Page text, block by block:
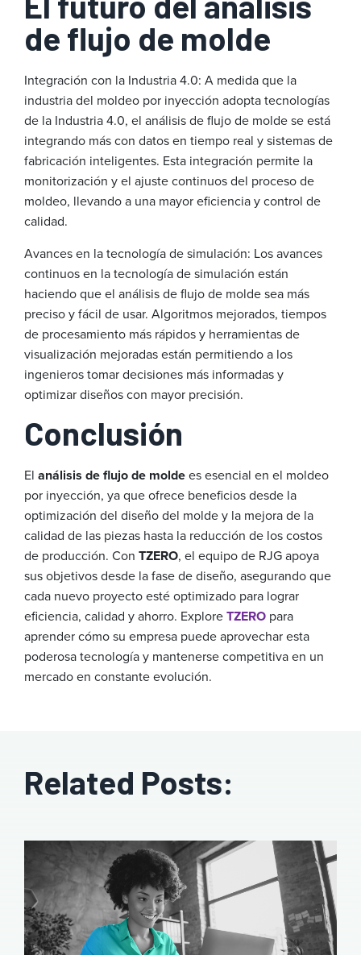
de flujo de molde
Integración con la Industria 4.0: A medida que la
industria del moldeo por inyección adopta tecnologías
de la Industria 4.0, el análisis de flujo de molde se está
integrando más con datos en tiempo real y sistemas de
fabricación inteligentes. Esta integración permite la
monitorización y el ajuste continuos del proceso de
moldeo, llevando a una mayor eficiencia y control de
calidad.
Avances en la tecnología de simulación: Los avances
continuos en la tecnología de simulación están
haciendo que el análisis de flujo de molde sea más
preciso y fácil de usar. Algoritmos mejorados, tiempos
de procesamiento más rápidos y herramientas de
visualización mejoradas están permitiendo a los
ingenieros tomar decisiones más informadas y
optimizar diseños con mayor precisión.
Conclusión
El análisis de flujo de moldees esencial en el moldeo
por inyección, ya que ofrece beneficios desde la
optimización del diseño del molde y la mejora de la
calidad de las piezas hasta la reducción de los costos
de producción. Con TZERO, el equipo de RJG apoya
sus objetivos desde la fase de diseño, asegurando que
cada nuevo proyecto esté optimizado para lograr
eficiencia, calidad y ahorro. ExploreTZERO para
aprender cómo su empresa puede aprovechar esta
poderosa tecnología y mantenerse competitiva en un
mercado en constante evolución.
Related Posts: